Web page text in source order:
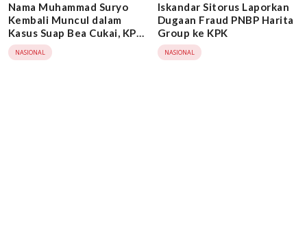
Nama Muhammad Suryo
Kembali Muncul dalam
Kasus Suap Bea Cukai, KPK
Didesak Bertindak
NASIONAL
Iskandar Sitorus Laporkan
Dugaan Fraud PNBP Harita
Group ke KPK
NASIONAL